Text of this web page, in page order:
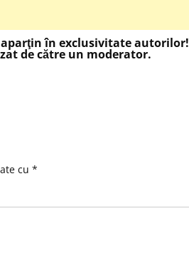
aparţin în exclusivitate autorilor!
de către un moderator.
cu *